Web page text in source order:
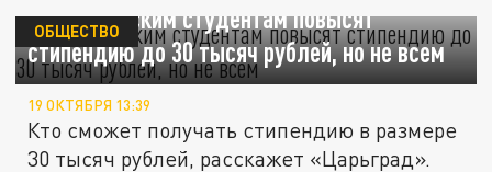
Забайкальским студентам повысят
стипендию до 30 тысяч рублей, но не всем
ОБЩЕСТВО
19 ОКТЯБРЯ 13:39
Кто сможет получать стипендию в размере
30 тысяч рублей, расскажет «Царьград».